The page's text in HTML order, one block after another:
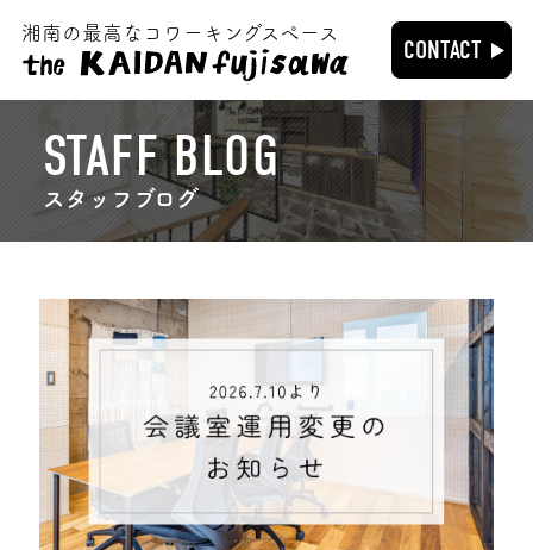
湘南の最高なコワーキングスペース
CONTACT
STAFF BLOG
スタッフブログ